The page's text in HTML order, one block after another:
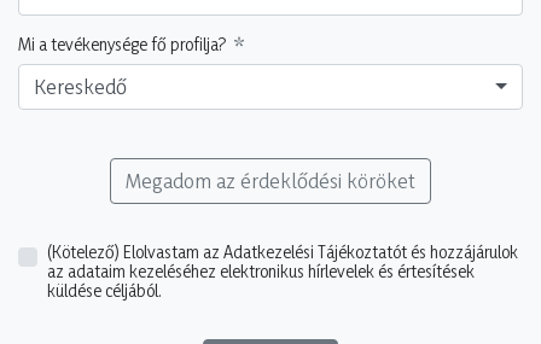
Mi a tevékenysége fő profilja?
Kereskedő
Megadom az érdeklődési köröket
(Kötelező) Elolvastam az Adatkezelési Tájékoztatót és hozzájárulok
az adataim kezeléséhez elektronikus hírlevelek és értesítések
küldése céljából.